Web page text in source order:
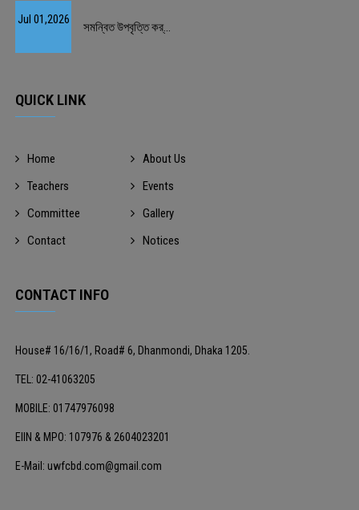
Jul 01,2026
সমন্বিত উপবৃত্তি কর্...
QUICK LINK
Home
About Us
Teachers
Events
Committee
Gallery
Contact
Notices
CONTACT INFO
House# 16/16/1, Road# 6, Dhanmondi, Dhaka 1205.
TEL: 02-41063205
MOBILE: 01747976098
EIIN & MPO: 107976 & 2604023201
E-Mail: uwfcbd.com@gmail.com